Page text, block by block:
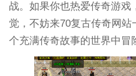
战。如果你也热爱传奇游戏
觉，不妨来70复古传奇网
个充满传奇故事的世界中冒